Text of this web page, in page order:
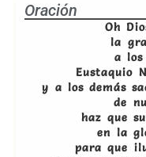
Oración
Oh
la
a los
Eustaquio
y a los demás
de
haz que
en la
para que